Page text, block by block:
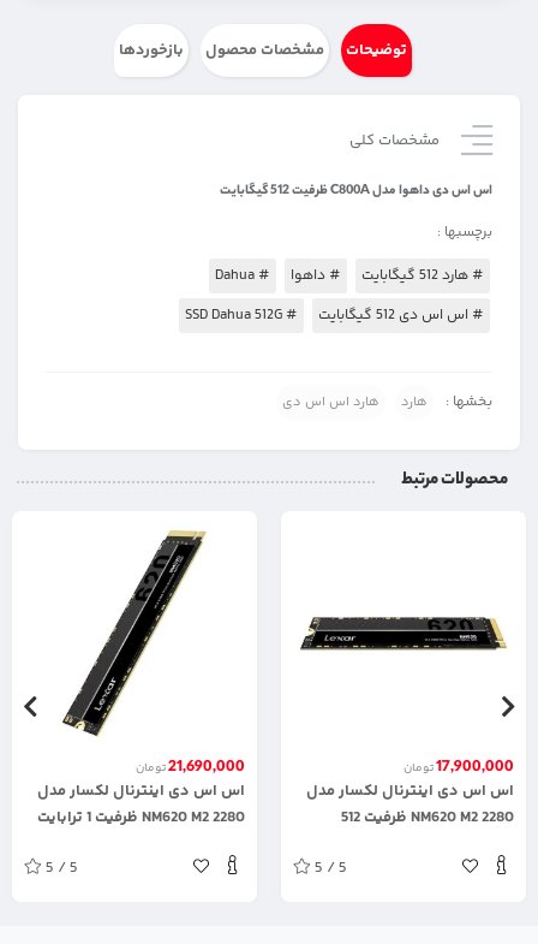
توضیحات مشخصات محصول بازخوردها
مشخصات کلی
اس اس دی داهوا مدل C800A ظرفیت 512 گیگابایت
برچسبها :
# هارد 512 گیگابایت # داهوا
# Dahua
# اس اس دی 512 گیگابایت
# SSD Dahua 512G
بخشها : هارد هارد اس اس دی
محصولات مرتبط
17,900,000تومان
اس اس دی اینترنال لکسار مدل
2280 NM620 M2 ظرفیت 512
5 / 5
21,690,000تومان
اس اس دی اینترنال لکسار مدل
2280 NM620 M2 ظرفیت 1 ترابایت
5 / 5